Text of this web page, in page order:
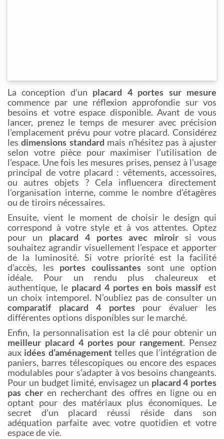
La conception d’un placard 4 portes sur mesure
commence par une réflexion approfondie sur vos
besoins et votre espace disponible. Avant de vous
lancer, prenez le temps de mesurer avec précision
l’emplacement prévu pour votre placard. Considérez
lesdimensions standard mais n’hésitez pas à ajuster
selon votre pièce pour maximiser l’utilisation de
l’espace. Une fois les mesures prises, pensez à l’usage
principal de votre placard : vêtements, accessoires,
ou autres objets ? Cela influencera directement
l’organisation interne, comme le nombre d’étagères
ou de tiroirs nécessaires.
Ensuite, vient le moment de choisir le design qui
correspond à votre style et à vos attentes. Optez
pour un placard 4 portes avec miroir si vous
souhaitez agrandir visuellement l’espace et apporter
de la luminosité. Si votre priorité est la facilité
d’accès, les portes coulissantes sont une option
idéale. Pour un rendu plus chaleureux et
authentique, le placard 4 portes en bois massifest
un choix intemporel. N’oubliez pas de consulter un
comparatif placard 4 portespour évaluer les
différentes options disponibles sur le marché.
Enfin, la personnalisation est la clé pour obtenir un
meilleur placard 4 portes pour rangement. Pensez
aux idées d’aménagementtelles que l’intégration de
paniers, barres télescopiques ou encore des espaces
modulables pour s’adapter à vos besoins changeants.
Pour un budget limité, envisagez un placard 4 portes
pas cher en recherchant des offres en ligne ou en
optant pour des matériaux plus économiques. Le
secret d’un placard réussi réside dans son
adéquation parfaite avec votre quotidien et votre
espace de vie.